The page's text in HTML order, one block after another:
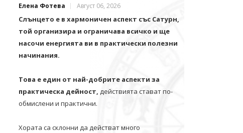
Елена Фотева Август 06, 2026
Слънцето е в хармоничен аспект със Сатурн,
той организира и ограничава всичко и щe
насочи енергията ви в практически полезни
начинания.
Това е един от най-добрите аспекти за
практическа дейност, действията стават по-
обмислени и практични.
Хората са склонни да действат много